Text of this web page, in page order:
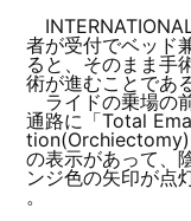
者が受付でベッド
ると、そのまま手
術が進むことである
ライドの乗場の
通路に「Total
tion(Orchiectomy)
の表示があって、
ンジ色の矢印が点
。